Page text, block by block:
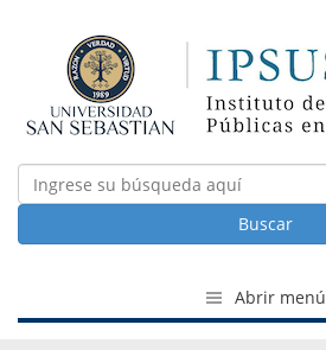
Buscar
Abrir menú